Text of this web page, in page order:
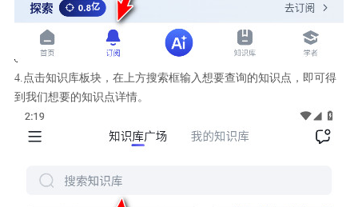
4.点击知识库板块，在上方搜索框输入想要查询的知识点，即可得
到我们想要的知识点详情。